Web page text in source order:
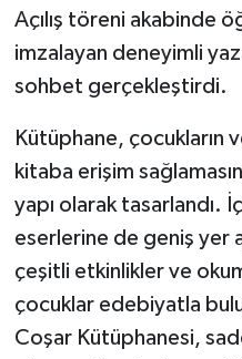
Açılış töreni akabinde
imzalayan deneyimli
sohbet gerçekleştirdi.
Kütüphane, çocukların
kitaba erişim
yapı olarak tasarlandı.
eserlerine de geniş yer
çeşitli etkinlikler ve
çocuklar edebiyatla
Coşar Kütüphanesi,